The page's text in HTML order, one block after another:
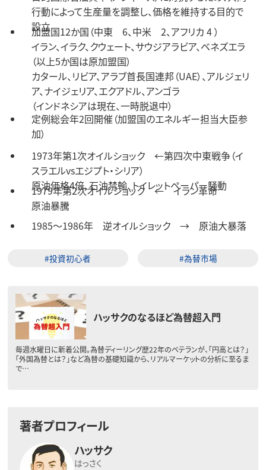
行動によって生産量を調整し、価格を維持する目的で
設立
加盟国12か国（中東 6、中米 2、アフリカ 4 ）
イラン、イラク、クウェート、サウジアラビア、ベネズエラ
（以上5か国は原加盟国）
カタール、リビア、アラブ首長国連邦（UAE）、アルジェリ
ア、ナイジェリア、エクアドル、アンゴラ
（インドネシアは現在、一時脱退中）
定例総会年2回開催（加盟国のエネルギー担当大臣参
加）
1973年第1次オイルショック ←第四次中東戦争（イ
スラエルvsエジプト・シリア）
原油価格4倍、石油禁輸、トイレットペーパー騒動
1979年第2次オイルショック ← イラン革命
原油暴騰
1985～1986年 逆オイルショック → 原油大暴落
#投資初心者 #為替市場
ハッサクのなるほど為替超入門
毎週水曜日に新着公開。為替ディーリング歴22年のベテランが、「円高とは？」
「外国為替とは？」など為替の基礎知識から、リアルマーケットの分析に至るま
で…
著者プロフィール
ハッサク
はっさく